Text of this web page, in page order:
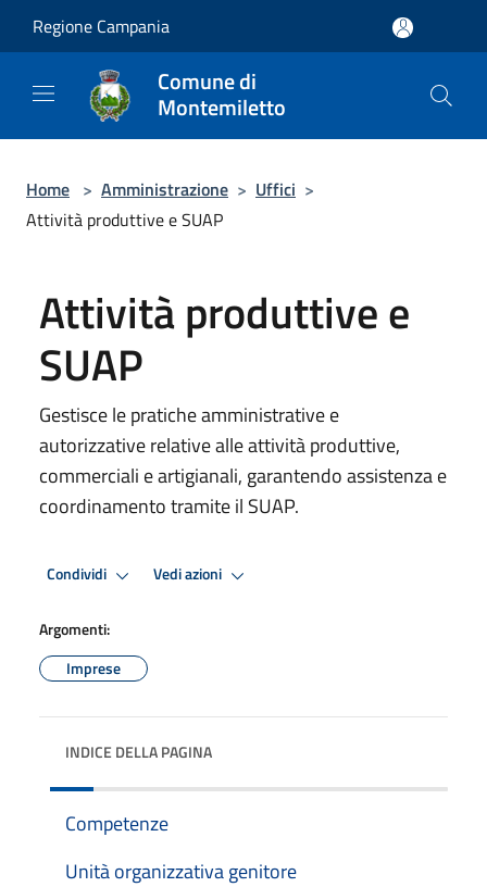
Regione Campania
Comune di
Montemiletto
Home > Amministrazione > Uffici >
Attività produttive e SUAP
Attività produttive e
SUAP
Gestisce le pratiche amministrative e
autorizzative relative alle attività produttive,
commerciali e artigianali, garantendo assistenza e
coordinamento tramite il SUAP.
Condividi Vedi azioni
Argomenti:
Imprese
INDICE DELLA PAGINA
Competenze
Unità organizzativa genitore